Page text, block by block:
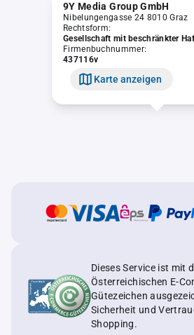
9Y Media Group GmbH
Nibelungengasse 24 8010 Graz
Rechtsform:
Gesellschaft mit beschränkter
Firmenbuchnummer:
437116v
Karte anzeigen
Dieses Service ist mit
Österreichischen E-
Gütezeichen
Sicherheit und
Shopping.